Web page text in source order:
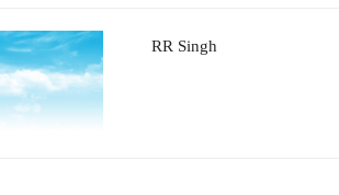
RR Singh